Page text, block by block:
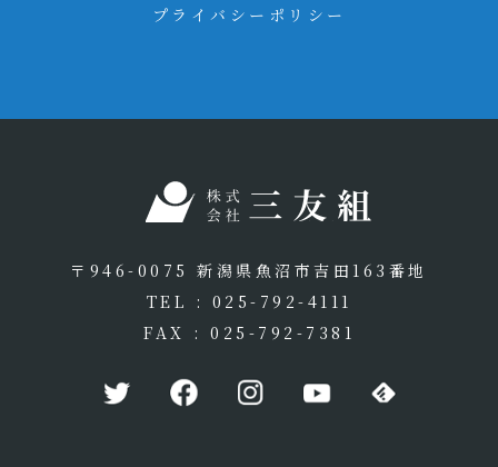
プライバシーポリシー
〒946-0075 新潟県魚沼市吉田163番地
TEL : 025-792-4111
FAX : 025-792-7381